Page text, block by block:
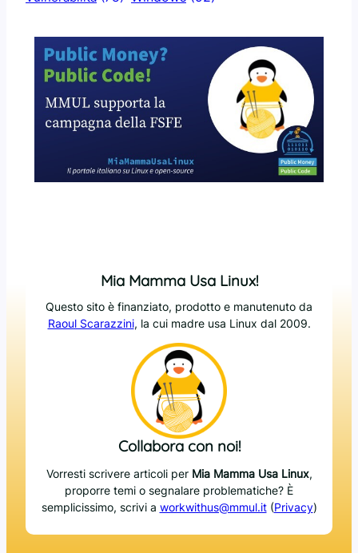
Mia Mamma Usa Linux!
Questo sito è finanziato, prodotto e manutenuto da
Raoul Scarazzini, la cui madre usa Linux dal 2009.
Collabora con noi!
Vorresti scrivere articoli per Mia Mamma Usa Linux,
proporre temi o segnalare problematiche? È
semplicissimo, scrivi a workwithus@mmul.it(Privacy)